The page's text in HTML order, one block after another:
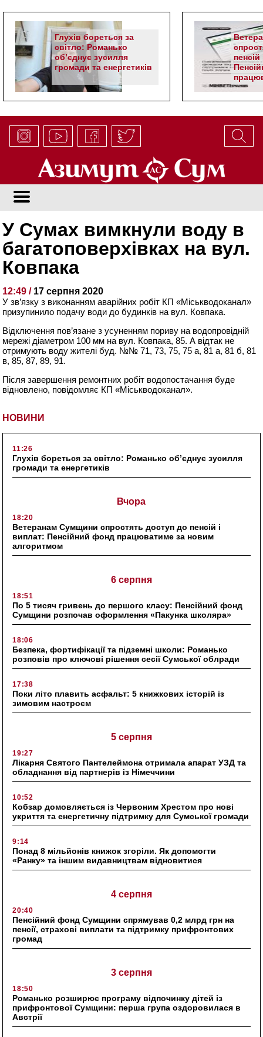
Глухів бореться за
світло: Романько
об’єднує зусилля
громади та енергетиків
НОВИНИ
11:26
Глухів бореться за світло: Романько об’єднує зусилля
громади та енергетиків
Вчора
18:20
Ветеранам Сумщини спростять доступ до пенсій і
виплат: Пенсійний фонд працюватиме за новим
алгоритмом
6 серпня
18:51
По 5 тисяч гривень до першого класу: Пенсійний фонд
Сумщини розпочав оформлення «Пакунка школяра»
18:06
Безпека, фортифікації та підземні школи: Романько
розповів про ключові рішення сесії Сумської облради
17:38
Поки літо плавить асфальт: 5 книжкових історій із
зимовим настроєм
5 серпня
19:27
Лікарня Святого Пантелеймона отримала апарат УЗД та
обладнання від партнерів із Німеччини
10:52
Кобзар домовляється із Червоним Хрестом про нові
укриття та енергетичну підтримку для Сумської громади
9:14
Понад 8 мільйонів книжок згоріли. Як допомогти
«Ранку» та іншим видавництвам відновитися
4 серпня
20:40
Пенсійний фонд Сумщини спрямував 0,2 млрд грн на
пенсії, страхові виплати та підтримку прифронтових
громад
3 серпня
18:50
Романько розширює програму відпочинку дітей із
прифронтової Сумщини: перша група оздоровилася в
Австрії
У Сумах вимкнули воду в
багатоповерхівках на вул.
Ковпака
12:49 / 17 серпня 2020
У зв’язку з виконанням аварійних робіт КП «Міськводоканал»
призупинило подачу води до будинків на вул. Ковпака.
Відключення пов’язане з усуненням пориву на водопровідній
мережі діаметром 100 мм на вул. Ковпака, 85. А відтак не
отримують воду жителі буд. №№ 71, 73, 75, 75 а, 81 а, 81 б, 81
в, 85, 87, 89, 91.
Після завершення ремонтних робіт водопостачання буде
відновлено, повідомляє КП «Міськводоканал».